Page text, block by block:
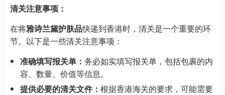
清关注意事项：
在将雅诗兰黛护肤品快递到香港时，清关是一个重要的环
节。以下是一些清关注意事项：
准确填写报关单： 务必如实填写报关单，包括包裹的内
容、数量、价值等信息。
提供必要的清关文件： 根据香港海关的要求，可能需要